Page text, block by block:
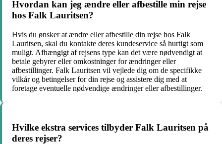
Hvordan kan jeg ændre eller afbestille min rejse
hos Falk Lauritsen?
Hvis du ønsker at ændre eller afbestille din rejse hos Falk
Lauritsen, skal du kontakte deres kundeservice så hurtigt som
muligt. Afhængigt af rejsens type kan det være nødvendigt at
betale gebyrer eller omkostninger for ændringer eller
afbestillinger. Falk Lauritsen vil vejlede dig om de specifikke
vilkår og betingelser for din rejse og assistere dig med at
foretage eventuelle nødvendige ændringer eller afbestillinger.
Hvilke ekstra services tilbyder Falk Lauritsen på
deres rejser?